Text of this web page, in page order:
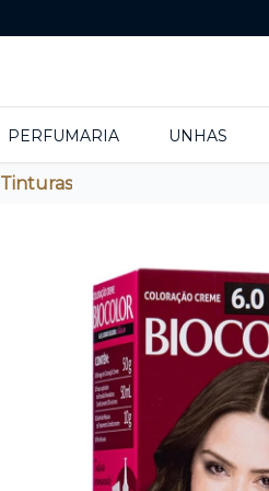
PERFUMARIA UNHAS
Tinturas